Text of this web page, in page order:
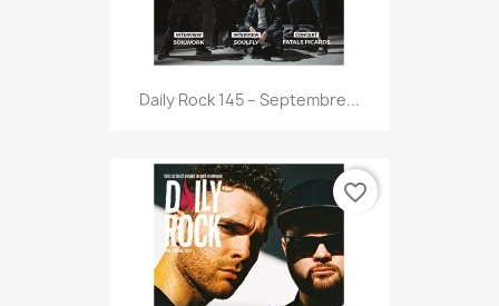
Daily Rock 145 – Septembre...
favorite_border